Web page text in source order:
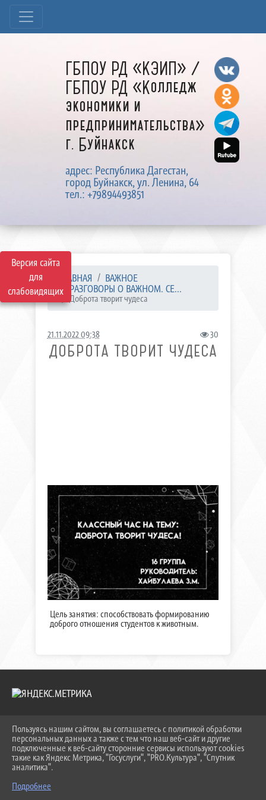
Версия сайта
для
слабовидящих
ГБПОУ РД «КЭИП» /
ГБПОУ РД «Колледж
экономики и
предпринимательства»
г. Буйнакск
адрес: Республика Дагестан,
город Буйнакск, ул. Ленина, 64
тел.: +79894493851
ГЛАВНАЯ
ВАЖНОЕ
РАЗГОВОРЫ О ВАЖНОМ. СЕ...
Доброта творит чудеса
21.11.2022 09:38 30
ДОБРОТА ТВОРИТ ЧУДЕСА
Цель занятия: способствовать формированию
доброго отношения студентов к животным.
2026 Г. KEIPBK.RU
ВХОД
КАРТА САЙТА
ПОЛИТИКА ОБРАБОТКИ ПЕРСОНАЛЬНЫХ ДАННЫХ
СДЕЛАНО НА KUBCMS
Пользуясь нашим сайтом, вы соглашаетесь с политикой обработки
персональных данных а также с тем что наш веб-сайт и другие
подключенные к веб-сайту сторонние сервисы используют cookies
такие как Яндекс Метрика, "Госуслуги", "PRO.Культура", "Спутник
аналитика".
Подробнее